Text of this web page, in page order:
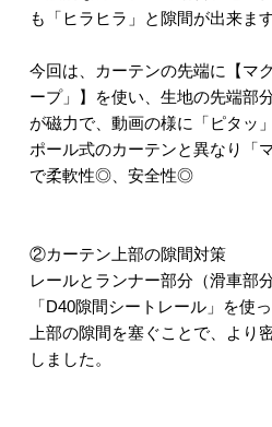
も「ヒラヒラ」と隙間が出来ます
今回は、カーテンの先端に【マ
ープ」】を使い、生地の先端部
が磁力で、動画の様に「ピタッ
ポール式のカーテンと異なり「
で柔軟性◎、安全性◎
②カーテン上部の隙間対策
レールとランナー部分（滑車部
「D40隙間シートレール」を使
上部の隙間を塞ぐことで、より
しました。